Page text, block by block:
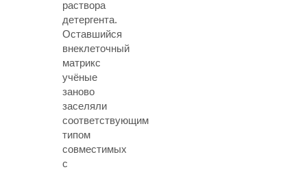
раствора
детергента.
Оставшийся
внеклеточный
матрикс
учёные
заново
заселяли
соответствующим
типом
совместимых
с